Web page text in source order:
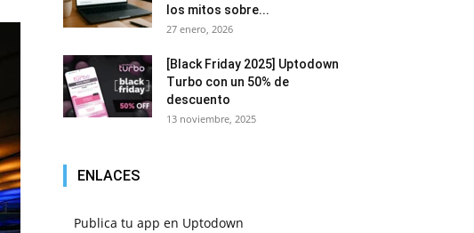
los mitos sobre...
27 enero, 2026
[Black Friday 2025] Uptodown
Turbo con un 50% de
descuento
13 noviembre, 2025
ENLACES
Publica tu app en Uptodown